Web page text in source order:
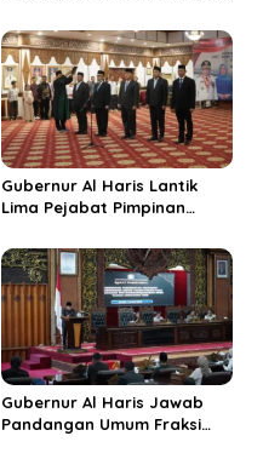
Jadi Destinasi Wisata
Budaya Unggulan
Gubernur Al Haris Lantik
Lima Pejabat Pimpinan
Penguatan Kinerja dan
Integritas
Gubernur Al Haris Jawab
Pandangan Umum Fraksi